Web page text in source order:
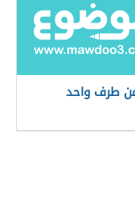
طرف واحد